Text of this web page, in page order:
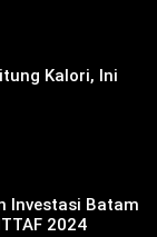
Kalori, Ini
Investasi Batam
2024